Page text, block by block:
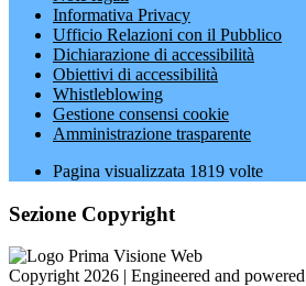
Informativa Privacy
Ufficio Relazioni con il Pubblico
Dichiarazione di accessibilità
Obiettivi di accessibilità
Whistleblowing
Gestione consensi cookie
Amministrazione trasparente
Pagina visualizzata 1819 volte
Sezione Copyright
Copyright 2026 | Engineered and